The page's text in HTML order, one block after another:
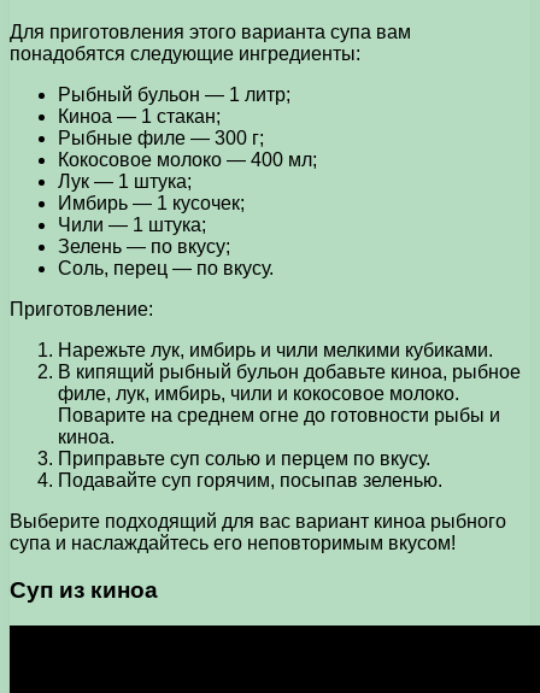
Для приготовления этого варианта супа вам
понадобятся следующие ингредиенты:
Рыбный бульон — 1 литр;
Киноа — 1 стакан;
Рыбные филе — 300 г;
Кокосовое молоко — 400 мл;
Лук — 1 штука;
Имбирь — 1 кусочек;
Чили — 1 штука;
Зелень — по вкусу;
Соль, перец — по вкусу.
Приготовление:
Нарежьте лук, имбирь и чили мелкими кубиками.
В кипящий рыбный бульон добавьте киноа, рыбное
филе, лук, имбирь, чили и кокосовое молоко.
Поварите на среднем огне до готовности рыбы и
киноа.
Приправьте суп солью и перцем по вкусу.
Подавайте суп горячим, посыпав зеленью.
Выберите подходящий для вас вариант киноа рыбного
супа и наслаждайтесь его неповторимым вкусом!
Суп из киноа